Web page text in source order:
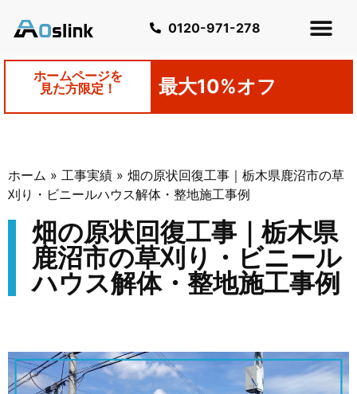
0120-971-278
ホームページを
見た方限定！
最大10%オフ
ホーム » 工事実績 » 畑の原状回復工事｜栃木県鹿沼市の草
刈り・ビニールハウス解体・整地施工事例
畑の原状回復工事｜栃木県
鹿沼市の草刈り・ビニール
ハウス解体・整地施工事例